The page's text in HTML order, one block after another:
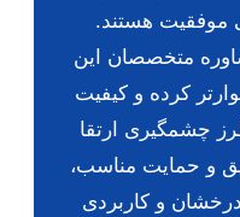
موفقیت هستند.
متخصصان این
کرده و کیفیت
چشمگیری ارتقا
و حمایت مناسب،
و کاربردی